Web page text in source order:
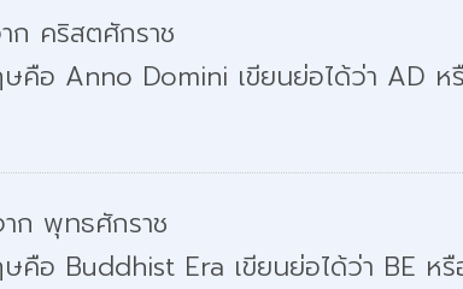
ก คริสตศักราช
คือ Anno Domini เขียนย่อได้ว่า AD ห
ก พุทธศักราช
คือ Buddhist Era เขียนย่อได้ว่า BE ห